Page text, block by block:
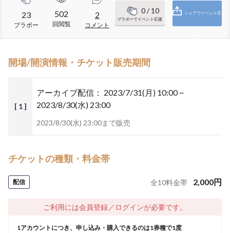
23
ブラボー
502
回閲覧
2
コメント
0/ 10
ブラボーでイベント応援
シェアでイベント応
開場/開演情報・チケット販売期間
[ 1 ]
アーカイブ配信： 2023/7/31(月) 10:00 ~
2023/8/30(水) 23:00
2023/8/30(水) 23:00まで販売
チケットの種類・料金帯
配信 全10料金帯 2,000円
ご利用には会員登録／ログインが必要です。
1アカウントにつき、申し込み・購入できるのは1券種で1度